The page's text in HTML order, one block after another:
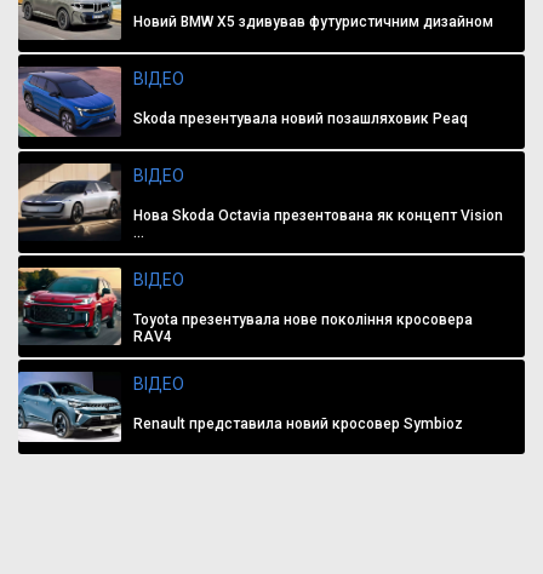
Новий BMW X5 здивував футуристичним дизайном
ВІДЕО
Skoda презентувала новий позашляховик Peaq
ВІДЕО
Нова Skoda Octavia презентована як концепт Vision
...
ВІДЕО
Toyota презентувала нове покоління кросовера
RAV4
ВІДЕО
Renault представила новий кросовер Symbioz